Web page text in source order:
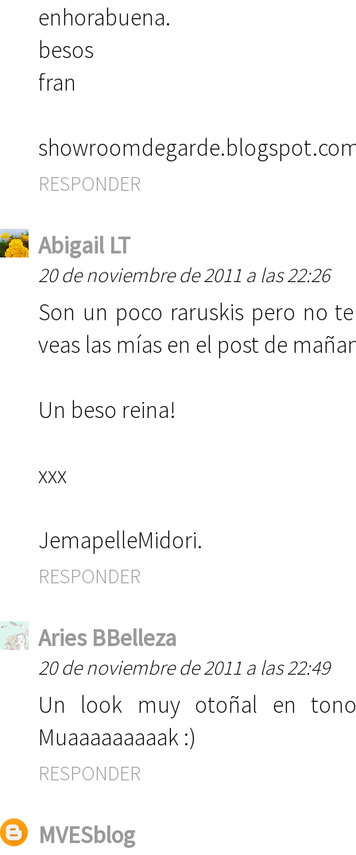
enhorabuena.
besos
fran
RESPONDER
Abigail LT
20 de noviembre de 2011 a las 22:26
Son un poco raruskis pero no
veas las mías en el post de
Un beso reina!
xxx
JemapelleMidori.
RESPONDER
Aries BBelleza
20 de noviembre de 2011 a las 22:49
Un look muy otoñal en
Muaaaaaaaaak :)
RESPONDER
MVESblog